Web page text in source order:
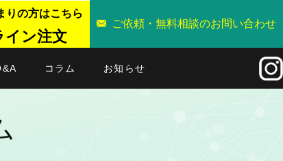
りの方はこちら
イン注文
ご依頼・無料相談のお問い合わせ
コラム お知らせ